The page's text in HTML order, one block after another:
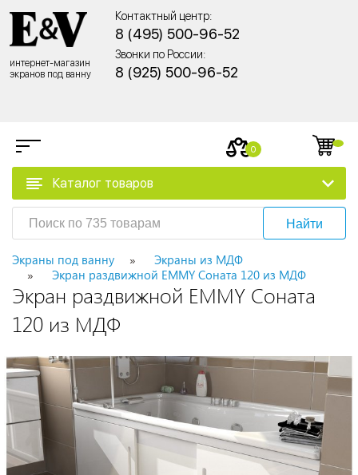
интернет-магазин
экранов под ванну
Контактный центр:
8 (495) 500-96-52
Звонки по России:
8 (925) 500-96-52
0
Каталог товаров
Найти
Экраны под ванну
Экраны из МДФ
Экран раздвижной EMMY Соната 120 из МДФ
Экран раздвижной EMMY Соната
120 из МДФ